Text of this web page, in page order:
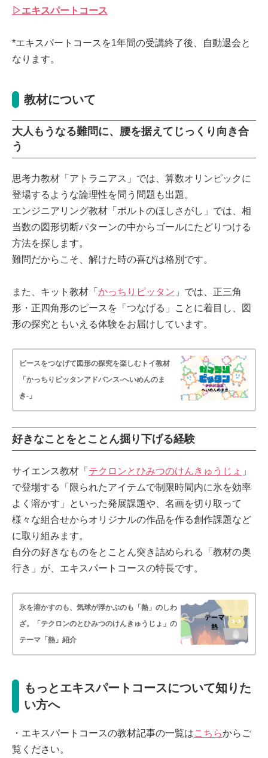
▷エキスパートコース
*エキスパートコースを1年間の受講終了後、自動退会と
なります。
教材について
大人もうなる難問に、腰を据えてじっくり向き合
う
思考力教材「アトラニアス」では、算数オリンピックに
登場するような論理性を問う問題も出題。
エンジニアリング教材「ポルトのほしさがし」では、相
当数の図形切断パターンの中からゴールにたどりつける
方法を探します。
難問だからこそ、解けた時の喜びは格別です。
また、キット教材「 かっちりピッタン 」では、正三角
形・正四角形のピースを「つなげる」ことに着目し、図
形の探究ともいえる体験をお届けしています。
ピースをつなげて図形の探究を楽しむトイ教材
「かっちりピッタンアドバンス-へいめんのま
き-」
好きなことをとことん掘り下げる経験
サイエンス教材「 テクロンとひみつのけんきゅうじょ 」
で登場する「限られたアイテムで制限時間内に氷を効率
よく溶かす」といった発展課題や、名画を切り取って
様々な組合せからオリジナルの作品を作る創作課題など
に取り組みます。
自分の好きなものをとことん突き詰められる「教材の奥
行き」が、エキスパートコースの特長です。
氷を溶かすのも、気球が浮かぶのも「熱」のしわ
ざ。「テクロンのとひみつのけんきゅうじょ」の
テーマ「熱」紹介
もっとエキスパートコースについて知りた
い方へ
・エキスパートコースの教材記事の一覧はこちらからご
覧ください。